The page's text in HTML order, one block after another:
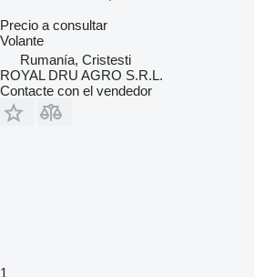
Precio a consultar
Volante
Rumanía, Cristesti
ROYAL DRU AGRO S.R.L.
Contacte con el vendedor
1